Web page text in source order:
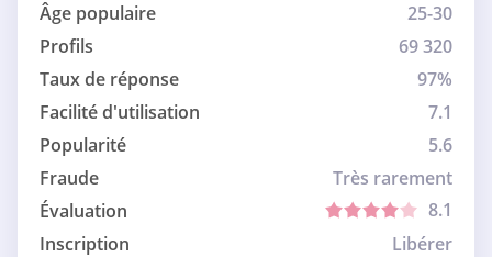
Âge populaire
25-30
Profils
69 320
Taux de réponse
97%
Facilité d'utilisation
7.1
Popularité
5.6
Fraude
Très rarement
Évaluation
8.1
Inscription
Libérer